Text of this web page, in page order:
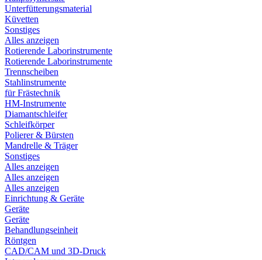
Unterfütterungsmaterial
Küvetten
Sonstiges
Alles anzeigen
Rotierende Laborinstrumente
Rotierende Laborinstrumente
Trennscheiben
Stahlinstrumente
für Frästechnik
HM-Instrumente
Diamantschleifer
Schleifkörper
Polierer & Bürsten
Mandrelle & Träger
Sonstiges
Alles anzeigen
Alles anzeigen
Alles anzeigen
Einrichtung & Geräte
Geräte
Geräte
Behandlungseinheit
Röntgen
CAD/CAM und 3D-Druck